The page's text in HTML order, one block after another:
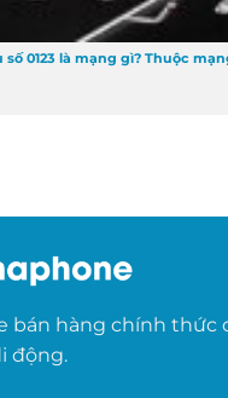
số 0123 là mạng gì? Thuộc
bán hàng chính thức
động.